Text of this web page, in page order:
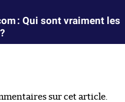
: Qui sont vraiment les
sur cet article.